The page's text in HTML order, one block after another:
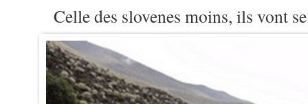
Celle des slovenes moins, ils vont